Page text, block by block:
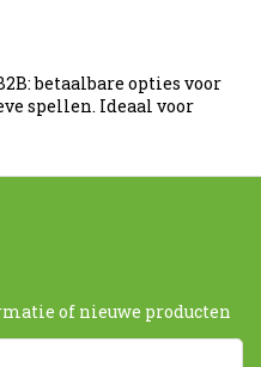
betaalbare opties voor
spellen. Ideaal voor
of nieuwe producten